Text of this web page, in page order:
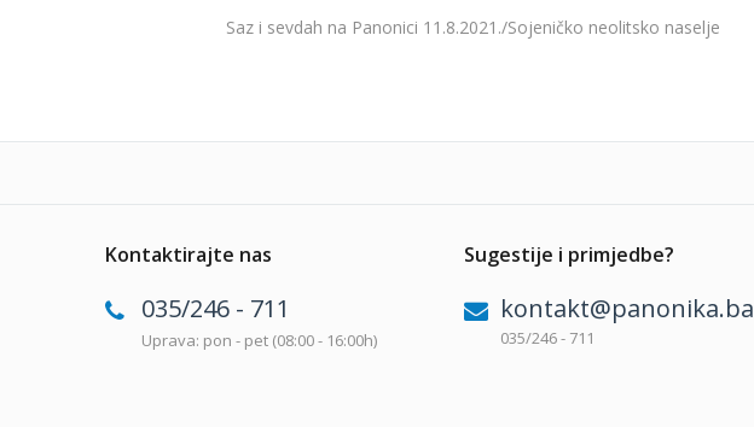
Saz i sevdah na Panonici 11.8.2021./Sojeničko neolitsko naselje
Kontaktirajte nas
035/246 - 711
Uprava: pon - pet (08:00 - 16:00h)
Sugestije i primjedbe?
kontakt@panonika.ba
035/246 - 711